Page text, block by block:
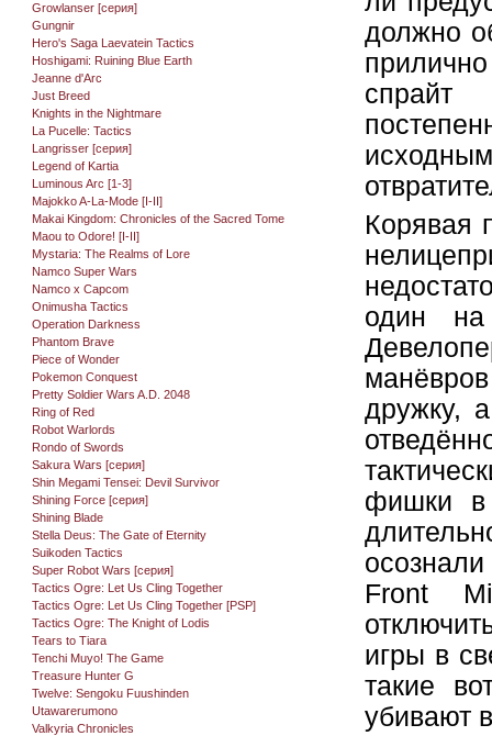
Growlanser [серия]
Gungnir
Hero's Saga Laevatein Tactics
Hoshigami: Ruining Blue Earth
Jeanne d'Arc
Just Breed
Knights in the Nightmare
La Pucelle: Tactics
Langrisser [серия]
Legend of Kartia
Luminous Arc [1-3]
Majokko A-La-Mode [I-II]
Makai Kingdom: Chronicles of the Sacred Tome
Maou to Odore! [I-II]
Mystaria: The Realms of Lore
Namco Super Wars
Namco x Capcom
Onimusha Tactics
Operation Darkness
Phantom Brave
Piece of Wonder
Pokemon Conquest
Pretty Soldier Wars A.D. 2048
Ring of Red
Robot Warlords
Rondo of Swords
Sakura Wars [серия]
Shin Megami Tensei: Devil Survivor
Shining Force [серия]
Shining Blade
Stella Deus: The Gate of Eternity
Suikoden Tactics
Super Robot Wars [серия]
Tactics Ogre: Let Us Cling Together
Tactics Ogre: Let Us Cling Together [PSP]
Tactics Ogre: The Knight of Lodis
Tears to Tiara
Tenchi Muyo! The Game
Treasure Hunter G
Twelve: Sengoku Fuushinden
Utawarerumono
Valkyria Chronicles
должно
спрайт
Корявая
один
дружку,
фишки в
Front
игры в
такие
убивают